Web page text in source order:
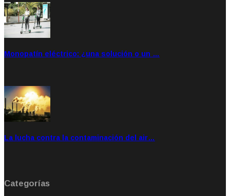
Monopatín eléctrico: ¿una solución o un …
La lucha contra la contaminación del air…
Categorías